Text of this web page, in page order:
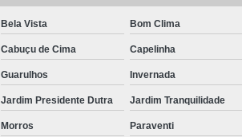
Exame de Imagem de
Exame de Imagem de
Exame de Imagem de
Exame de Imagem de
Bela Vista Bom Clima
Cabuçu de Cima Capelinha
Guarulhos Invernada
Jardim Presidente Dutra Jardim Tranquilidade
Morros Paraventi